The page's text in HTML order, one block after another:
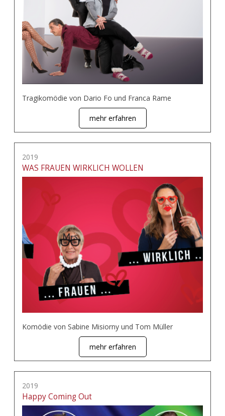
Tragikomödie von Dario Fo und Franca Rame
mehr erfahren
2019
WAS FRAUEN WIRKLICH WOLLEN
Komödie von Sabine Misiorny und Tom Müller
mehr erfahren
2019
Happy Coming Out